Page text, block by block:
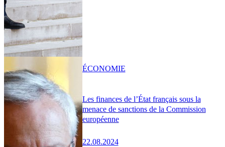
Les finances de l’État français sous la
menace de sanctions de la Commission
européenne
22.08.2024
ÉCONOMIE